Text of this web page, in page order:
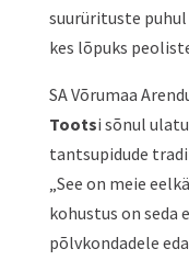
suurürituste
kes lõpuks
SA Võrumaa
Tootsi sõnul
tantsupidude
„See on meie
kohustus on seda
põlvkondadele